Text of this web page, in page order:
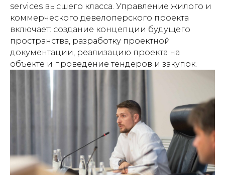
services высшего класса. Управление жилого и
коммерческого девелоперского проекта
включает: создание концепции будущего
пространства, разработку проектной
документации, реализацию проекта на
объекте и проведение тендеров и закупок.